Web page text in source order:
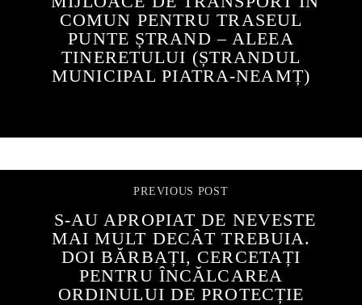
COMUN PENTRU TRASEUL
PUNTE ȘTRAND – ALEEA
TINERETULUI (ȘTRANDUL
MUNICIPAL PIATRA-NEAMȚ)
PREVIOUS POST
S-AU APROPIAT DE NEVESTE
MAI MULT DECÂT TREBUIA.
DOI BĂRBAȚI, CERCETAȚI
PENTRU ÎNCĂLCAREA
ORDINULUI DE PROTECȚIE